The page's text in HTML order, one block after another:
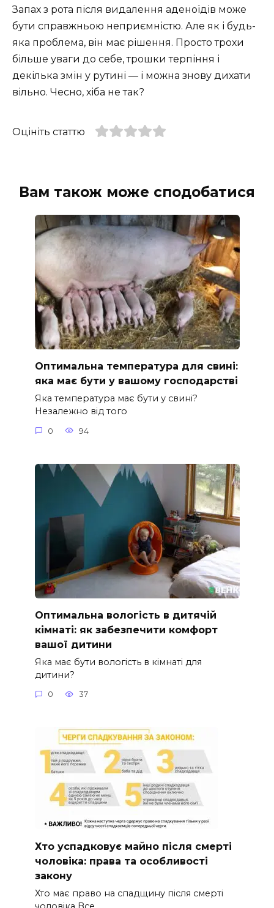
Запах з рота після видалення аденоїдів може
бути справжньою неприємністю. Але як і будь-
яка проблема, він має рішення. Просто трохи
більше уваги до себе, трошки терпіння і
декілька змін у рутині — і можна знову дихати
вільно. Чесно, хіба не так?
Оцініть статтю
Вам також може сподобатися
Оптимальна температура для свині:
яка має бути у вашому господарстві
Яка температура має бути у свині?
Незалежно від того
0 94
Оптимальна вологість в дитячій
кімнаті: як забезпечити комфорт
вашої дитини
Яка має бути вологість в кімнаті для
дитини?
0 37
Хто успадковує майно після смерті
чоловіка: права та особливості
закону
Хто має право на спадщину після смерті